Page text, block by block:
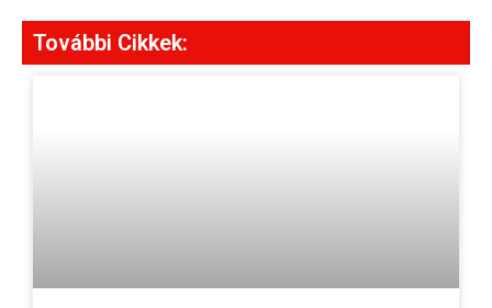
További Cikkek: